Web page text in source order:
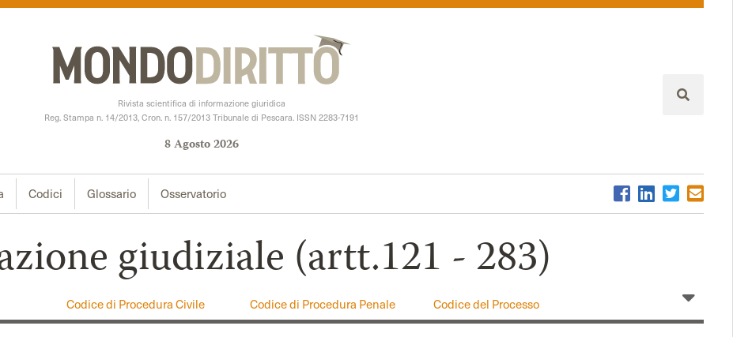
Rivista scientifica di informazione giuridica
Reg. Stampa n. 14/2013, Cron. n. 157/2013 Tribunale di Pescara. ISSN 2283-7191
8Agosto2026
Codici Glossario Osservatorio
giudiziale (artt.121 - 283)
Codice di Procedura Civile Codice di Procedura Penale
Codice del Processo
Amministrativo